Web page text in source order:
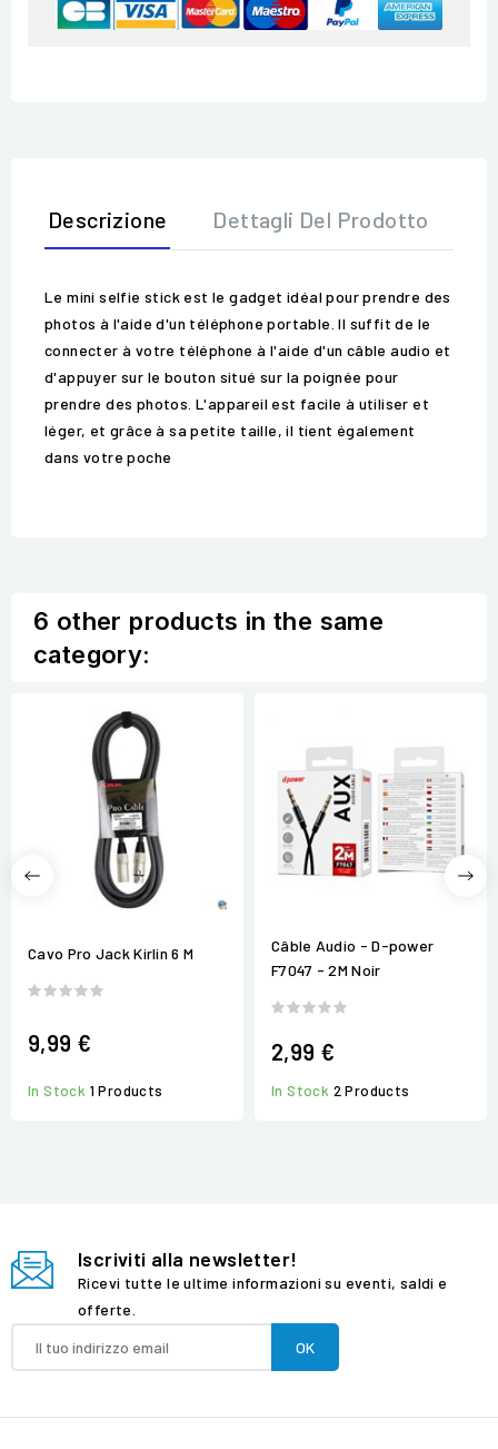
Descrizione Dettagli Del Prodotto
Le mini selfie stick est le gadget idéal pour prendre des
photos à l'aide d'un téléphone portable. Il suffit de le
connecter à votre téléphone à l'aide d'un câble audio et
d'appuyer sur le bouton situé sur la poignée pour
prendre des photos. L'appareil est facile à utiliser et
léger, et grâce à sa petite taille, il tient également
dans votre poche
6 other products in the same
category:
Cavo Pro Jack Kirlin 6 M
9,99 €
In Stock 1 Products
Câble Audio - D-power
F7047 - 2M Noir
2,99 €
In Stock 2 Products
Iscriviti alla newsletter!
Ricevi tutte le ultime informazioni su eventi, saldi e
offerte.